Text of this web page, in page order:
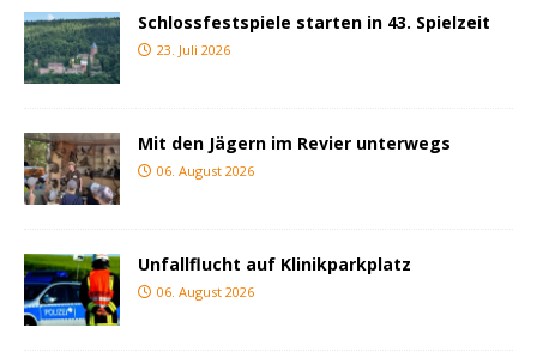
Schlossfestspiele starten in 43. Spielzeit
23. Juli 2026
Mit den Jägern im Revier unterwegs
06. August 2026
Unfallflucht auf Klinikparkplatz
06. August 2026